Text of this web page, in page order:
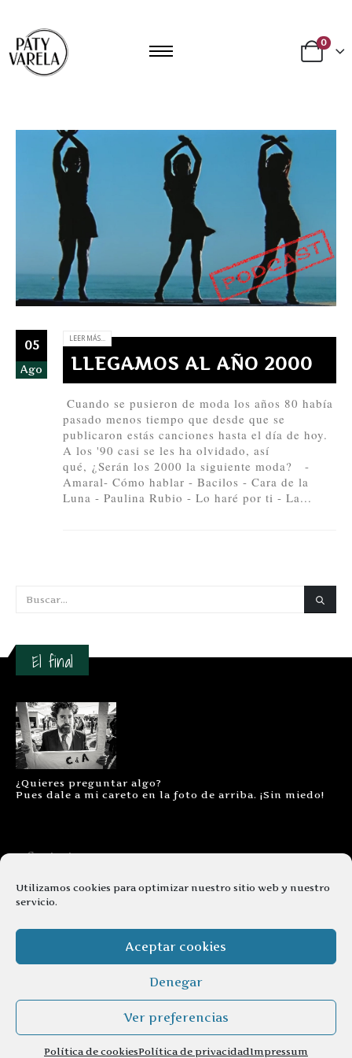
Utilizamos cookies para optimizar nuestro sitio web y nuestro
servicio.
Aceptar cookies
Denegar
Ver preferencias
Política de cookiesPolítica de privacidadImpressum
0
05
Ago
LEER MÁS...
LLEGAMOS AL AÑO 2000
Cuando se pusieron de moda los años 80 había
pasado menos tiempo que desde que se
publicaron estás canciones hasta el día de hoy.
A los '90 casi se les ha olvidado, así
qué, ¿Serán los 2000 la siguiente moda? -
Amaral- Cómo hablar - Bacilos - Cara de la
Luna - Paulina Rubio - Lo haré por ti - La...
El final
¿Quieres preguntar algo?
Pues dale a mi careto en la foto de arriba. ¡Sin miedo!
Contacto
Aviso legal
© copyright 2026. Todos los derechos reservados.